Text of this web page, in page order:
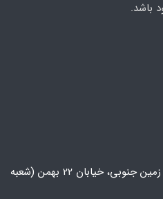
باشد.
تهران، پونک، خیابان ایران زمین جنوبی، خیابان 22 بهمن (شعبه